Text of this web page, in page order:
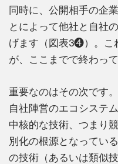
同時に、公開相手の企
とによって他社と自社
げます（図表3❹）。こ
が、ここまでで終わっ
重要なのはその次です
自社陣営のエコシステ
中核的な技術、つまり
別化の根源となってい
の技術（あるいは類似